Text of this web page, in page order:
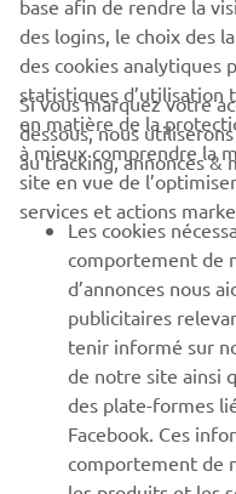
CORPORATE
BUSINESS
PLUS DE YAMAHA
SOUTIEN
BULLETIN
Soyez le premier à
spéciaux, les nouveautés
base afin de rendre la
des logins, le choix des
des cookies analytiques
statistiques d’utilisation
en matière de la
à mieux comprendre la
site en vue de
services et actions
Si vous marquez votre
dessous, nous
au tracking, annonces &
Les cookies
comportement de
d’annonces nous
publicitaires
tenir informé sur
de notre site ainsi
des plate-formes
Facebook. Ces
comportement de